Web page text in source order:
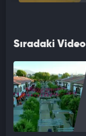
Sıradaki Video